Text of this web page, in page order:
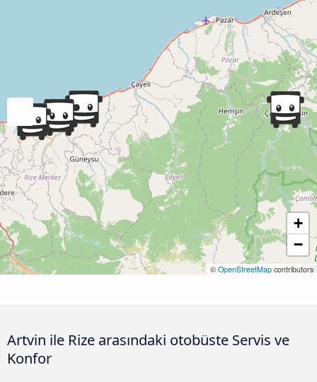
+
−
© OpenStreetMap contributors
Artvin ile Rize arasındaki otobüste Servis ve
Konfor